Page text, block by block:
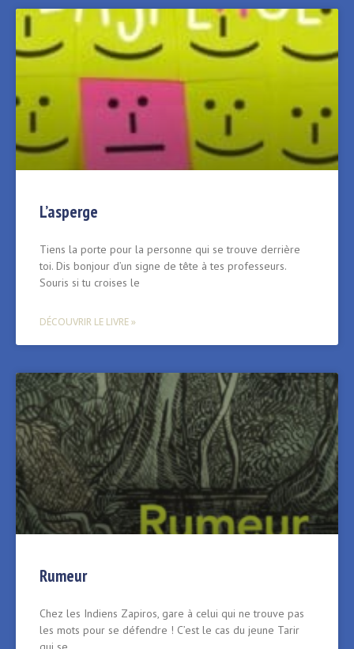
L’asperge
Tiens la porte pour la personne qui se trouve derrière
toi. Dis bonjour d’un signe de tête à tes professeurs.
Souris si tu croises le
DÉCOUVRIR LE LIVRE »
Rumeur
Chez les Indiens Zapiros, gare à celui qui ne trouve pas
les mots pour se défendre ! C’est le cas du jeune Tarir